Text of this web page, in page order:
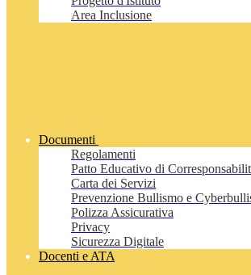
Area Inclusione
Documenti
Regolamenti
Patto Educativo di
Carta dei Servizi
Prevenzione Bullismo e
Polizza Assicurativa
Privacy
Sicurezza Digitale
Docenti e ATA